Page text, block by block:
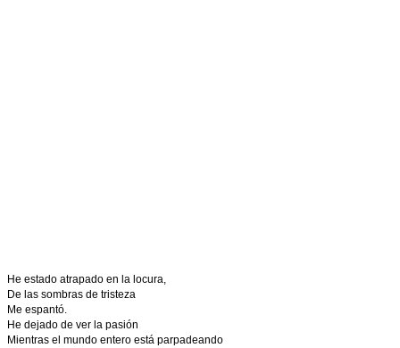
He estado atrapado en la locura,
De las sombras de tristeza
Me espantó.
He dejado de ver la pasión
Mientras el mundo entero está parpadeando